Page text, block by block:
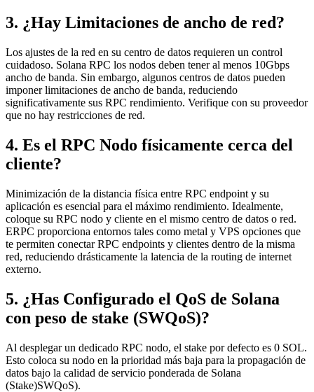
3. ¿Hay Limitaciones de ancho de red?
Los ajustes de la red en su centro de datos requieren un control
cuidadoso. Solana RPC los nodos deben tener al menos 10Gbps
ancho de banda. Sin embargo, algunos centros de datos pueden
imponer limitaciones de ancho de banda, reduciendo
significativamente sus RPC rendimiento. Verifique con su proveedor
que no hay restricciones de red.
4. Es el RPC Nodo físicamente cerca del
cliente?
Minimización de la distancia física entre RPC endpoint y su
aplicación es esencial para el máximo rendimiento. Idealmente,
coloque su RPC nodo y cliente en el mismo centro de datos o red.
ERPC proporciona entornos tales como metal y VPS opciones que
te permiten conectar RPC endpoints y clientes dentro de la misma
red, reduciendo drásticamente la latencia de la routing de internet
externo.
5. ¿Has Configurado el QoS de Solana
con peso de stake (SWQoS)?
Al desplegar un dedicado RPC nodo, el stake por defecto es 0 SOL.
Esto coloca su nodo en la prioridad más baja para la propagación de
datos bajo la calidad de servicio ponderada de Solana
(Stake)SWQoS).